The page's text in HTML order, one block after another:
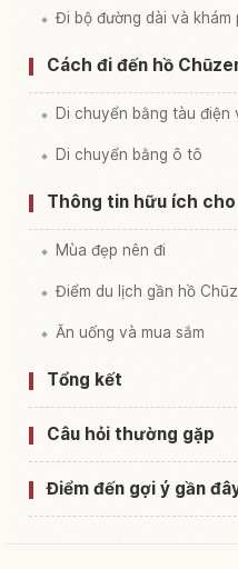
Đi bộ đường dài và khám
Cách đi đến hồ
Di chuyển bằng tàu điện
Di chuyển bằng ô tô
Thông tin hữu ích
Mùa đẹp nên đi
Điểm du lịch gần hồ
Ăn uống và mua sắm
Tổng kết
Câu hỏi thường gặp
Điểm đến gợi ý gần